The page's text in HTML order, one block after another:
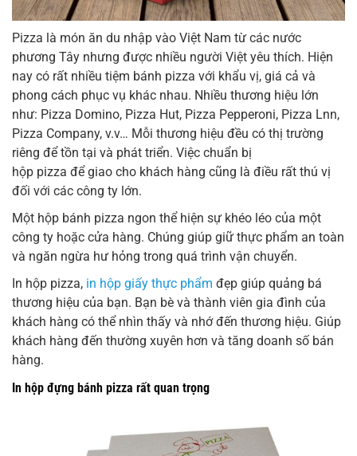
Pizza là món ăn du nhập vào Việt Nam từ các nước
phương Tây nhưng được nhiều người Việt yêu thích. Hiện
nay có rất nhiều tiệm bánh pizza với khẩu vị, giá cả và
phong cách phục vụ khác nhau. Nhiều thương hiệu lớn
như: Pizza Domino, Pizza Hut, Pizza Pepperoni, Pizza Lnn,
Pizza Company, v.v… Mỗi thương hiệu đều có thị trường
riêng để tồn tại và phát triển. Việc chuẩn bị
hộp pizza để giao cho khách hàng cũng là điều rất thú vị
đối với các công ty lớn.
Một hộp bánh pizza ngon thể hiện sự khéo léo của một
công ty hoặc cửa hàng. Chúng giúp giữ thực phẩm an toàn
và ngăn ngừa hư hỏng trong quá trình vận chuyển.
In hộp pizza, in hộp giấy thực phẩm đẹp giúp quảng bá
thương hiệu của bạn. Bạn bè và thành viên gia đình của
khách hàng có thể nhìn thấy và nhớ đến thương hiệu. Giúp
khách hàng đến thường xuyên hơn và tăng doanh số bán
hàng.
In hộp đựng bánh pizza rất quan trọng